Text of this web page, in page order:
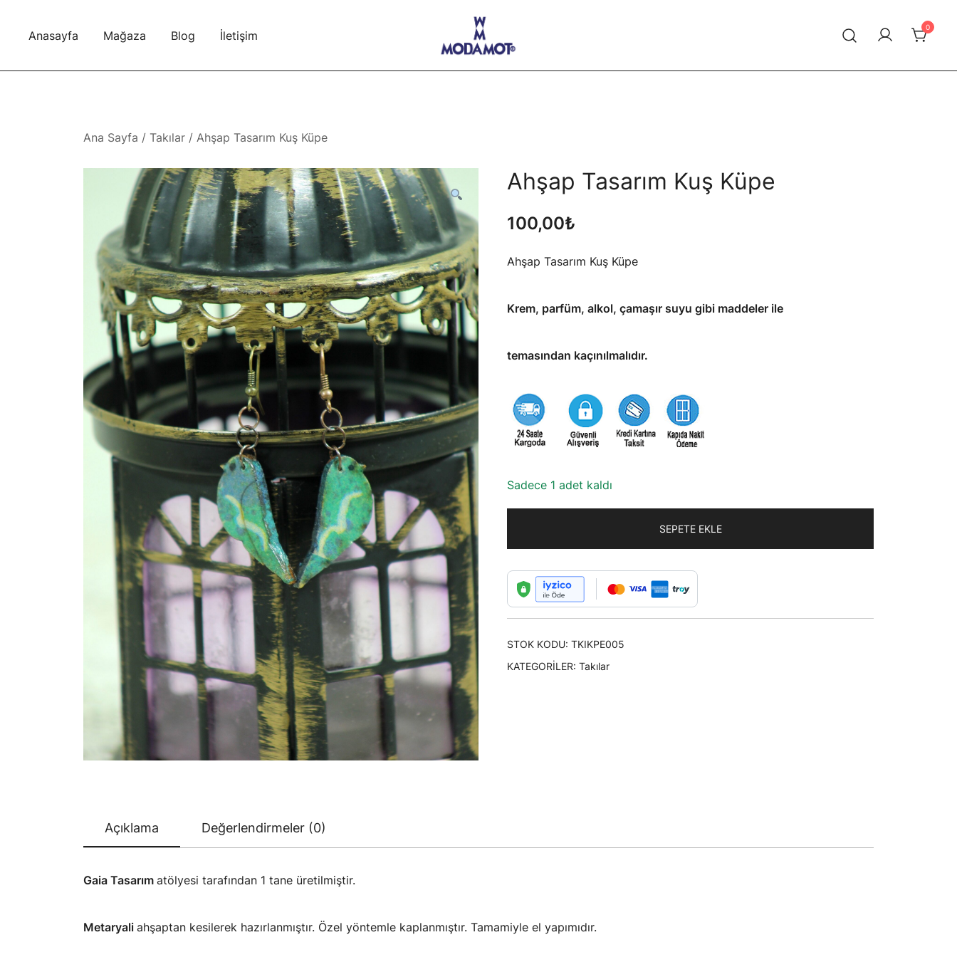
Anasayfa Mağaza Blog İletişim
Modamot E-Ticaret
0
Ana Sayfa / Takılar / Ahşap Tasarım Kuş Küpe
Ahşap Tasarım Kuş Küpe
100,00₺
Ahşap Tasarım Kuş Küpe
Krem, parfüm, alkol, çamaşır suyu gibi maddeler ile
temasından kaçınılmalıdır.
Sadece 1 adet kaldı
SEPETE EKLE
STOK KODU: TKIKPE005
KATEGORILER: Takılar
Açıklama Değerlendirmeler (0)
Gaia Tasarım atölyesi tarafından 1 tane üretilmiştir.
Metaryali ahşaptan kesilerek hazırlanmıştır. Özel yöntemle kaplanmıştır. Tamamiyle el yapımıdır.